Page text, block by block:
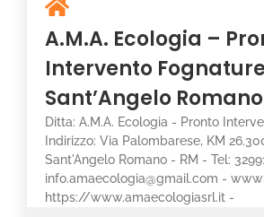
A.M.A. Ecologia –
Intervento
Sant’Angelo Romano
Ditta: A.M.A. Ecologia - Pronto
Indirizzo: Via Palombarese, KM
Sant'Angelo Romano - RM - Tel:
info.amaecologia@gmail.com - www:
https://www.amaecologiasrl.it -